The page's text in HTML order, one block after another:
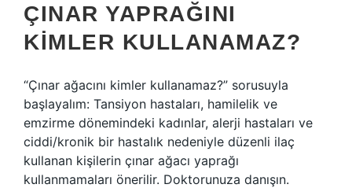
ÇINAR YAPRAĞINI
KIMLER KULLANAMAZ?
“Çınar ağacını kimler kullanamaz?” sorusuyla
başlayalım: Tansiyon hastaları, hamilelik ve
emzirme dönemindeki kadınlar, alerji hastaları ve
ciddi/kronik bir hastalık nedeniyle düzenli ilaç
kullanan kişilerin çınar ağacı yaprağı
kullanmamaları önerilir. Doktorunuza danışın.